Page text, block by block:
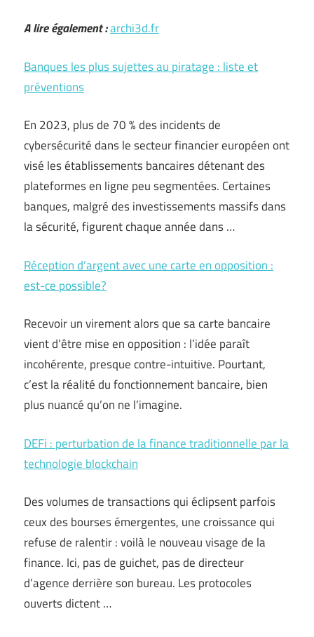
A lire également :archi3d.fr
Banques les plus sujettes au piratage : liste et
préventions
En 2023, plus de 70 % des incidents de
cybersécurité dans le secteur financier européen ont
visé les établissements bancaires détenant des
plateformes en ligne peu segmentées. Certaines
banques, malgré des investissements massifs dans
la sécurité, figurent chaque année dans …
Réception d’argent avec une carte en opposition :
est-ce possible?
Recevoir un virement alors que sa carte bancaire
vient d’être mise en opposition : l’idée paraît
incohérente, presque contre-intuitive. Pourtant,
c’est la réalité du fonctionnement bancaire, bien
plus nuancé qu’on ne l’imagine.
DEFi : perturbation de la finance traditionnelle par la
technologie blockchain
Des volumes de transactions qui éclipsent parfois
ceux des bourses émergentes, une croissance qui
refuse de ralentir : voilà le nouveau visage de la
finance. Ici, pas de guichet, pas de directeur
d’agence derrière son bureau. Les protocoles
ouverts dictent …